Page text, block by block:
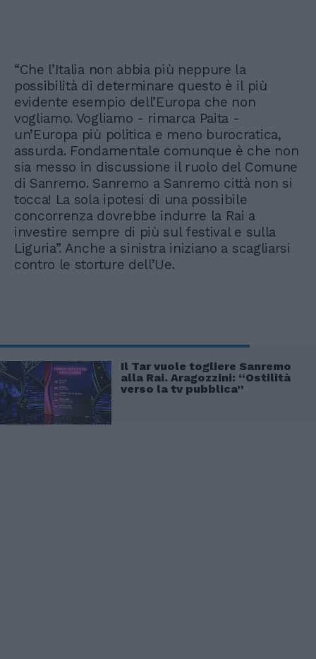
“Che l’Italia non abbia più neppure la
possibilità di determinare questo è il più
evidente esempio dell’Europa che non
vogliamo. Vogliamo - rimarca Paita -
un’Europa più politica e meno burocratica,
assurda. Fondamentale comunque è che non
sia messo in discussione il ruolo del Comune
di Sanremo. Sanremo a Sanremo città non si
tocca! La sola ipotesi di una possibile
concorrenza dovrebbe indurre la Rai a
investire sempre di più sul festival e sulla
Liguria”. Anche a sinistra iniziano a scagliarsi
contro le storture dell’Ue.
Il Tar vuole togliere Sanremo
alla Rai. Aragozzini: “Ostilità
verso la tv pubblica”